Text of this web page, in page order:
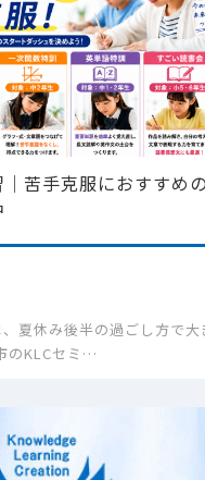
苦手克服におすすめの
夏休み後半の過ごし方で大
のKLCセミ…